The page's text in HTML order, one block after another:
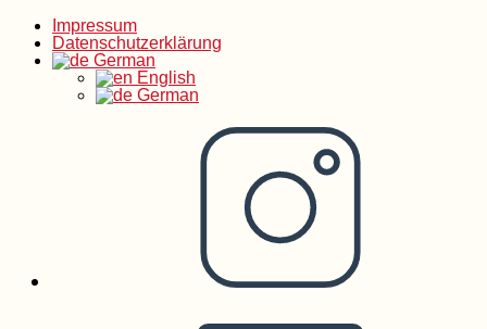
Zum
Impressum
Datenschutzerklärung
German
English
German